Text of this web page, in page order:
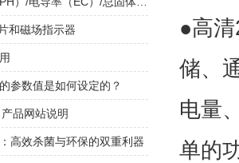
●高
储、
电量
单的
和磁场指示器
参数值是如何设定的？
品网站说明
高效杀菌与环保的双重利器